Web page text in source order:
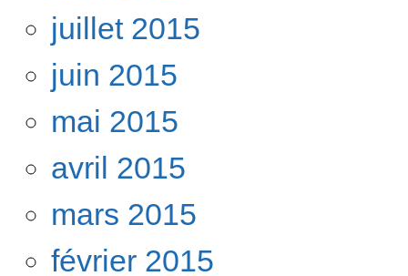
juillet 2015
juin 2015
mai 2015
avril 2015
mars 2015
février 2015